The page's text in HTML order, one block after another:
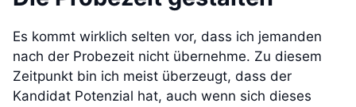
Es kommt wirklich selten vor, dass ich jemanden
nach der Probezeit nicht übernehme. Zu diesem
Zeitpunkt bin ich meist überzeugt, dass der
Kandidat Potenzial hat, auch wenn sich dieses